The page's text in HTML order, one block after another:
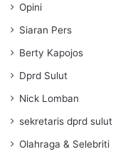
Opini
Siaran Pers
Berty Kapojos
Dprd Sulut
Nick Lomban
sekretaris dprd sulut
Olahraga & Selebriti